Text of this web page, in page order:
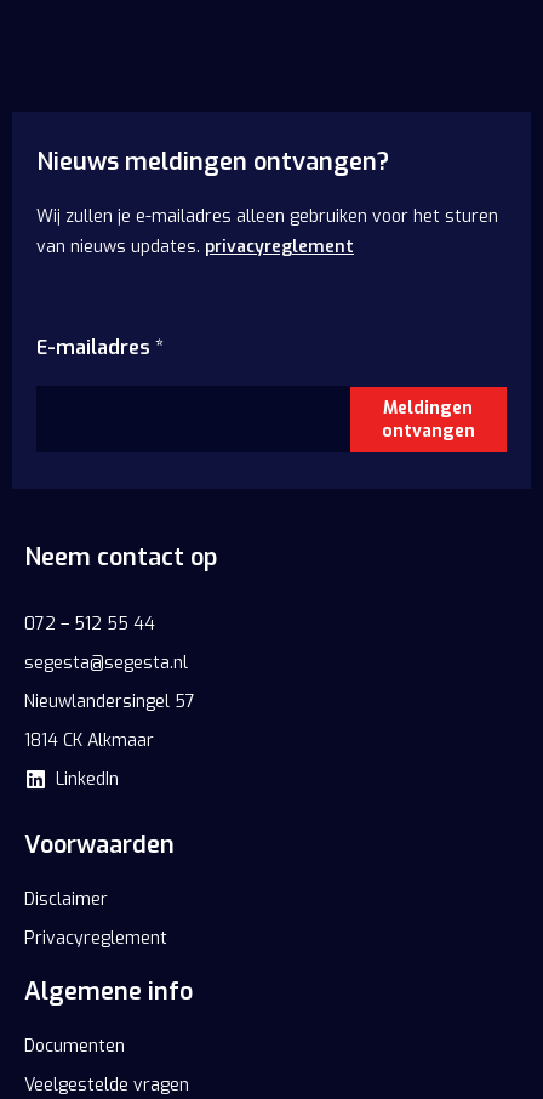
Nieuws meldingen ontvangen?
Wij zullen je e-mailadres alleen gebruiken voor het sturen
van nieuws updates. privacyreglement
E-mailadres *
Neem contact op
072 – 512 55 44
segesta@segesta.nl
Nieuwlandersingel 57
1814 CK Alkmaar
LinkedIn
Voorwaarden
Disclaimer
Privacyreglement
Algemene info
Documenten
Veelgestelde vragen